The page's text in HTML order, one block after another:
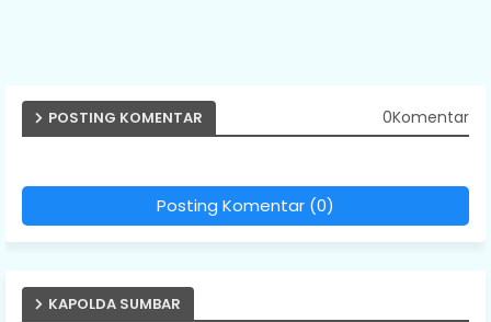
POSTING KOMENTAR 0Komentar
Posting Komentar (0)
KAPOLDA SUMBAR